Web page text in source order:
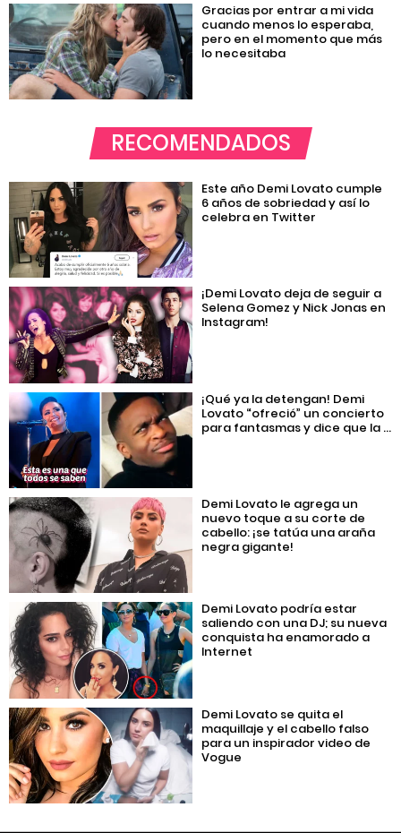
Gracias por entrar a mi vida
cuando menos lo esperaba,
pero en el momento que más
lo necesitaba
RECOMENDADOS
Este año Demi Lovato cumple
6 años de sobriedad y así lo
celebra en Twitter
¡Demi Lovato deja de seguir a
Selena Gomez y Nick Jonas en
Instagram!
¡Qué ya la detengan! Demi
Lovato “ofreció” un concierto
para fantasmas y dice que la ...
Demi Lovato le agrega un
nuevo toque a su corte de
cabello: ¡se tatúa una araña
negra gigante!
Demi Lovato podría estar
saliendo con una DJ; su nueva
conquista ha enamorado a
Internet
Demi Lovato se quita el
maquillaje y el cabello falso
para un inspirador video de
Vogue